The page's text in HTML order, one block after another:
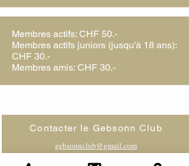
Membres actifs: CHF 50.-
Membres actifs juniors (jusqu'à 18 ans):
CHF 30.-
Membres amis: CHF 30.-
Contacter le Gebsonn Club
gebsonnclub@gmail.com